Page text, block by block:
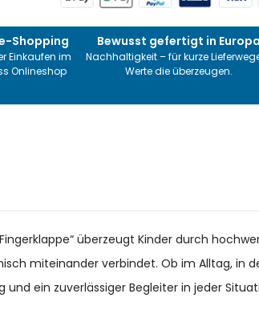
Shopping
Einkaufen im
Onlineshop
Bewusst gefertigt in Europa
Nachhaltigkeit – für kurze
Werte die überzeugen.
überzeugt Kinder durch
miteinander verbindet. Ob im Alltag, in
ein zuverlässiger Begleiter in jeder